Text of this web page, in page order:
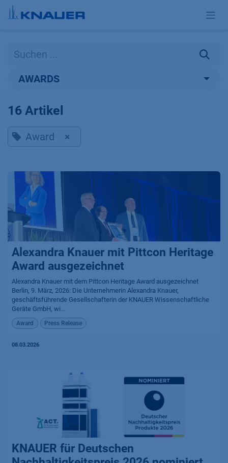
Zum Inhalt springen
AWARDS
16 Artikel
Award ×
Alexandra Knauer mit Pittcon Heritage
Award ausgezeichnet
Alexandra Knauer mit dem Pittcon Heritage Award ausgezeichnet
Berlin, 9. März, 2026: Die Unternehmerin Alexandra Knauer,
geschäftsführende Gesellschafterin der KNAUER Wissenschaftliche
Geräte GmbH, wi...
Award Press Release
08.03.2026
KNAUER für Deutschen